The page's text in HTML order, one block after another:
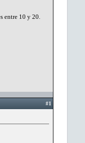
entre 10 y 20.
#1